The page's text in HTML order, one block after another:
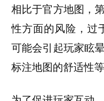
相比于官方地图，
性方面的风险，过
可能会引起玩家眩
标注地图的舒适性